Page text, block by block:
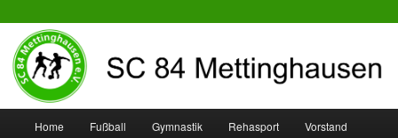
SC 84 Mettinghausen
Zum
Zum
Home Fußball Gymnastik Rehasport Vorstand